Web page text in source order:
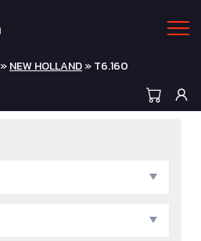
»NEW HOLLAND» T6.160